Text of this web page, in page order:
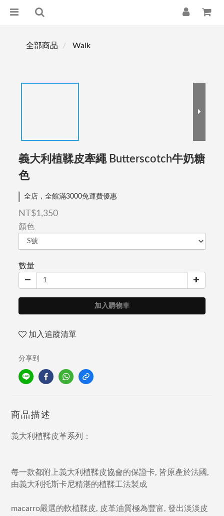
全部商品 Walk
義大利植鞣皮牽繩 Butterscotch牛奶糖
色
全店，全館滿3000免運費優惠
NT$1,350
顏色
數量
加入購物車
加入追蹤清單
分享到
商品描述
義大利植鞣皮革系列：
每一款都附上義大利植鞣皮協會的保證卡, 皆原產於法國,
由義大利托斯卡尼精湛的植鞣工法製成
macarro嚴選的軟植鞣皮, 皮革油質極為豐富, 發出淡淡皮